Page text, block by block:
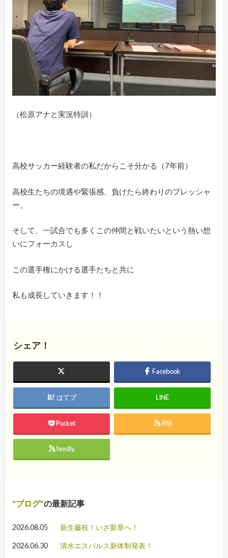
（松原アナと実況特訓）
高校サッカー経験者の私だからこそ分かる（7年前）
高校生たちの境遇や緊張感、負けたら終わりのプレッシャ
ー。
そして、一試合でも多くこの仲間と戦いたいという熱い想
いにフォーカスし
この選手権にかける選手たちと共に
私も成長していきます！！
シェア！
Facebook
はてブ LINE
Pocket RSS
feedly
ブログ の最新記事
2026.08.05 新生藤枝！いざ新章へ！
2026.06.30 清水エスパルス新体制発表！